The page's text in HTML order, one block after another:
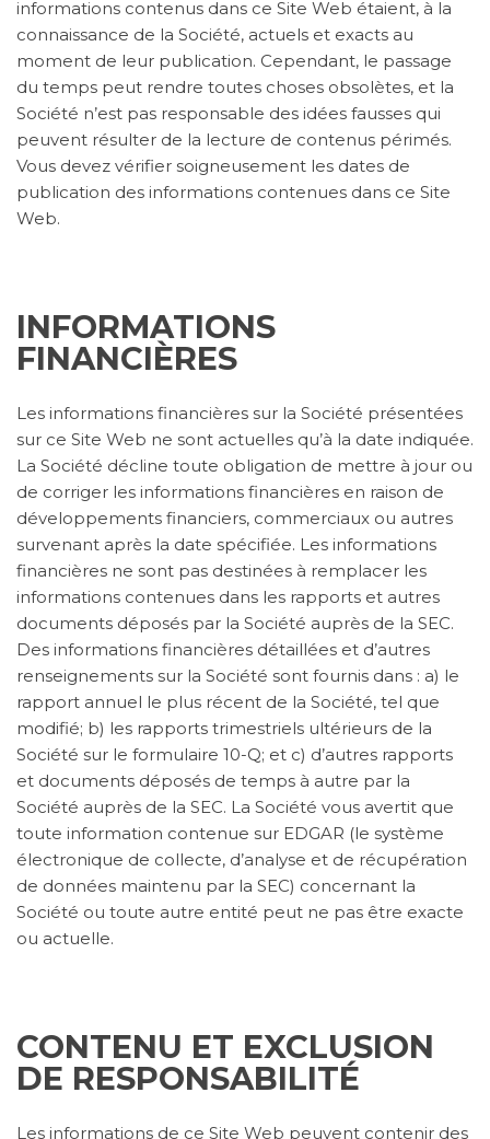
informations contenus dans ce Site Web étaient, à la
connaissance de la Société, actuels et exacts au
moment de leur publication. Cependant, le passage
du temps peut rendre toutes choses obsolètes, et la
Société n’est pas responsable des idées fausses qui
peuvent résulter de la lecture de contenus périmés.
Vous devez vérifier soigneusement les dates de
publication des informations contenues dans ce Site
Web.
INFORMATIONS
FINANCIÈRES
Les informations financières sur la Société présentées
sur ce Site Web ne sont actuelles qu’à la date indiquée.
La Société décline toute obligation de mettre à jour ou
de corriger les informations financières en raison de
développements financiers, commerciaux ou autres
survenant après la date spécifiée. Les informations
financières ne sont pas destinées à remplacer les
informations contenues dans les rapports et autres
documents déposés par la Société auprès de la SEC.
Des informations financières détaillées et d’autres
renseignements sur la Société sont fournis dans : a) le
rapport annuel le plus récent de la Société, tel que
modifié; b) les rapports trimestriels ultérieurs de la
Société sur le formulaire 10-Q; et c) d’autres rapports
et documents déposés de temps à autre par la
Société auprès de la SEC. La Société vous avertit que
toute information contenue sur EDGAR (le système
électronique de collecte, d’analyse et de récupération
de données maintenu par la SEC) concernant la
Société ou toute autre entité peut ne pas être exacte
ou actuelle.
CONTENU ET EXCLUSION
DE RESPONSABILITÉ
Les informations de ce Site Web peuvent contenir des